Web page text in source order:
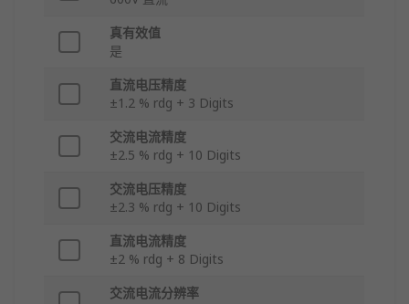
真有效值
是
直流电压精度
±1.2 % rdg + 3 Digits
交流电流精度
±2.5 % rdg + 10 Digits
交流电压精度
±2.3 % rdg + 10 Digits
直流电流精度
±2 % rdg + 8 Digits
交流电流分辨率